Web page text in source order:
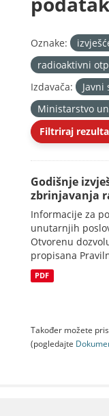
Oznake:
radioaktivni
Izdavača:
Javni
Ministarstvo
Filtriraj
Godišnje
zbrinjavanja
Informacije za
unutarnjih
Otvorenu
propisana
PDF
Također možete
(pogledajte